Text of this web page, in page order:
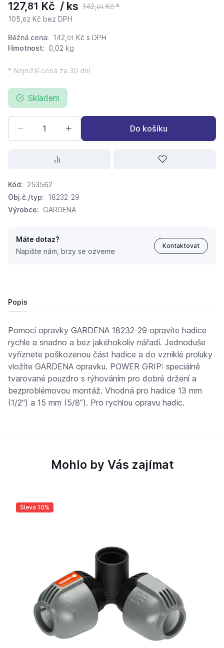
127,81 Kč / ks 142,01Kč *
105, 62 Kč bez DPH
Běžná cena: 142, 01 Kč s DPH
Hmotnost: 0,02 kg
* Nejnižší cena za 30 dní
Skladem
Do košíku
Kód: 253562
Obj.č./typ: 18232-29
Výrobce: GARDENA
Máte dotaz?
Napište nám, brzy se ozveme
Kontaktovat
Popis
Pomocí opravky GARDENA 18232-29 opravíte hadice
rychle a snadno a bez jakéhokoliv nářadí. Jednoduše
vyříznete poškozenou část hadice a do vzniklé proluky
vložíte GARDENA opravku. POWER GRIP: speciálně
tvarované pouzdro s rýhováním pro dobré držení a
bezproblémovou montáž. Vhodná pro hadice 13 mm
(1/2") a 15 mm (5/8”). Pro rychlou opravu hadic.
Mohlo by Vás zajímat
Sleva 10%